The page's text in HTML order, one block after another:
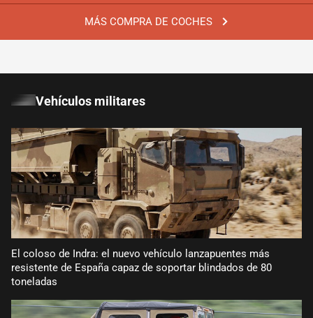
MÁS COMPRA DE COCHES
Vehículos militares
El coloso de Indra: el nuevo vehículo lanzapuentes más
resistente de España capaz de soportar blindados de 80
toneladas